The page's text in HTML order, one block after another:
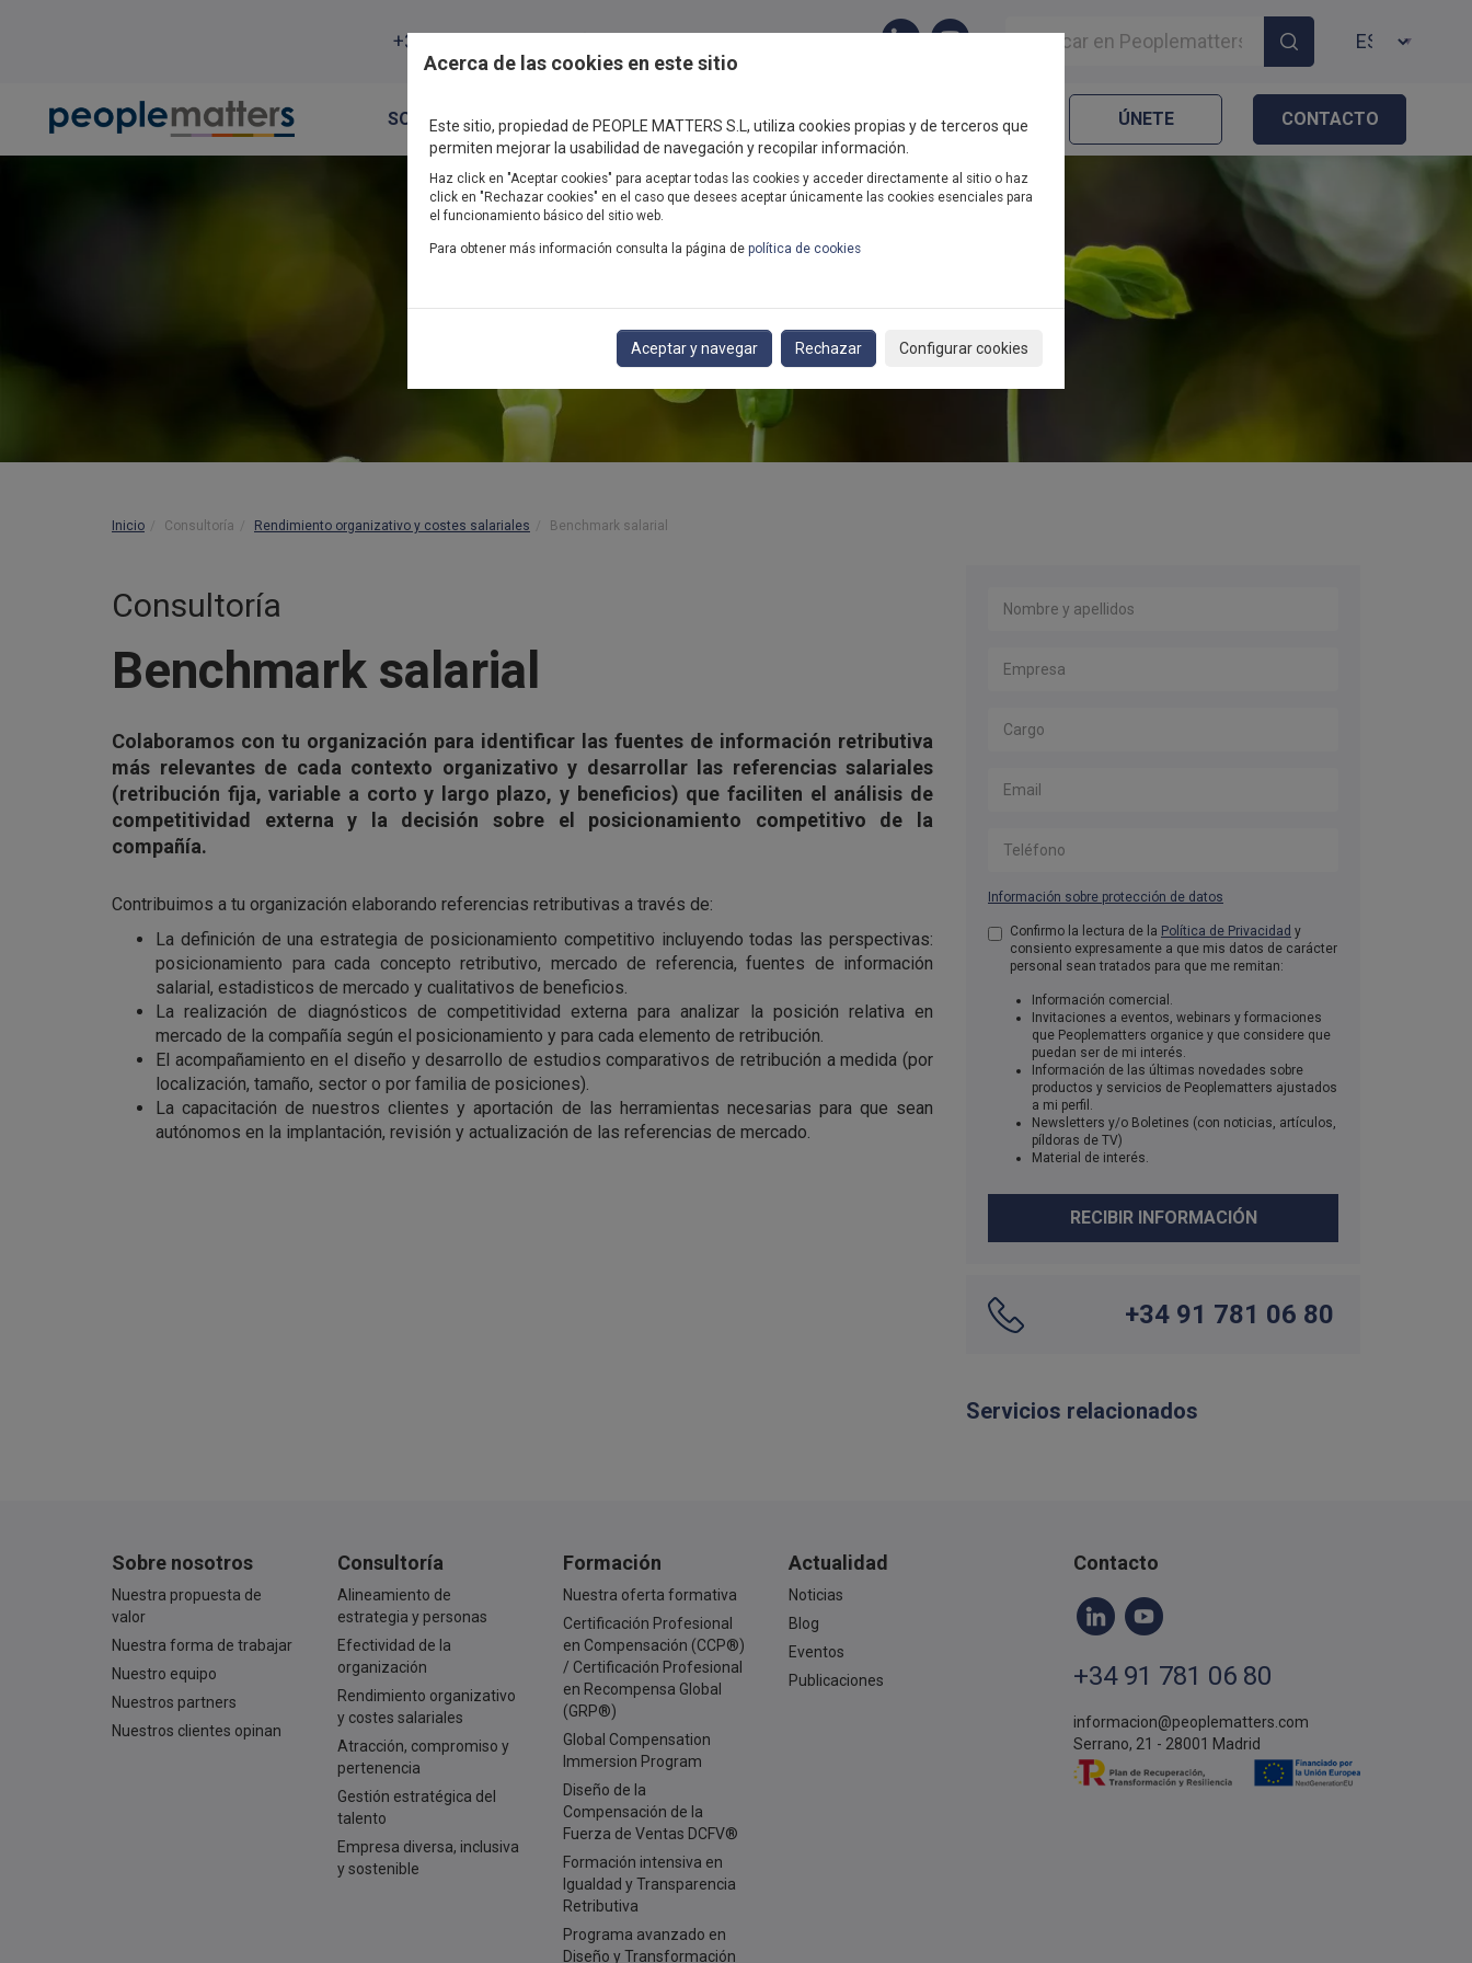
+34 917 81 06 80
SOBRE NOSOTROS CONSULTORÍA FORMACIÓN ACTUALIDAD ÚNETE CONTACTO
Inicio Consultoría Rendimiento organizativo y costes salariales Benchmark salarial
Consultoría
Benchmark salarial
Colaboramos con tu organización para identificar las fuentes de información retributiva
más relevantes de cada contexto organizativo y desarrollar las referencias salariales
(retribución fija, variable a corto y largo plazo, y beneficios) que faciliten el análisis de
competitividad externa y la decisión sobre el posicionamiento competitivo de la
compañía.
Contribuimos a tu organización elaborando referencias retributivas a través de:
La definición de una estrategia de posicionamiento competitivo incluyendo todas las perspectivas:
posicionamiento para cada concepto retributivo, mercado de referencia, fuentes de información
salarial, estadisticos de mercado y cualitativos de beneficios.
La realización de diagnósticos de competitividad externa para analizar la posición relativa en
mercado de la compañía según el posicionamiento y para cada elemento de retribución.
El acompañamiento en el diseño y desarrollo de estudios comparativos de retribución a medida (por
localización, tamaño, sector o por familia de posiciones).
La capacitación de nuestros clientes y aportación de las herramientas necesarias para que sean
autónomos en la implantación, revisión y actualización de las referencias de mercado.
Información sobre protección de datos
Aceptación de condiciones*
Confirmo la lectura de la Política de Privacidad y
consiento expresamente a que mis datos de carácter
personal sean tratados para que me remitan:
Información comercial.
Invitaciones a eventos, webinars y formaciones
que Peoplematters organice y que considere que
puedan ser de mi interés.
Información de las últimas novedades sobre
productos y servicios de Peoplematters ajustados
a mi perfil.
Newsletters y/o Boletines (con noticias, artículos,
píldoras de TV)
Material de interés.
RECIBIR INFORMACIÓN
+34 91 781 06 80
Servicios relacionados
Sobre nosotros
Nuestra propuesta de
valor
Nuestra forma de trabajar
Nuestro equipo
Nuestros partners
Nuestros clientes opinan
Consultoría
Alineamiento de
estrategia y personas
Efectividad de la
organización
Rendimiento organizativo
y costes salariales
Atracción, compromiso y
pertenencia
Gestión estratégica del
talento
Empresa diversa, inclusiva
y sostenible
Formación
Nuestra oferta formativa
Certificación Profesional
en Compensación (CCP®)
/ Certificación Profesional
en Recompensa Global
(GRP®)
Global Compensation
Immersion Program
Diseño de la
Compensación de la
Fuerza de Ventas DCFV®
Formación intensiva en
Igualdad y Transparencia
Retributiva
Programa avanzado en
Diseño y Transformación
Actualidad
Noticias
Blog
Eventos
Publicaciones
Contacto
+34 91 781 06 80
informacion@peoplematters.com
Serrano, 21 - 28001 Madrid
Acerca de las cookies en este sitio
Este sitio, propiedad de PEOPLE MATTERS S.L, utiliza cookies propias y de terceros que
permiten mejorar la usabilidad de navegación y recopilar información.
Haz click en "Aceptar cookies" para aceptar todas las cookies y acceder directamente al sitio o haz
click en "Rechazar cookies" en el caso que desees aceptar únicamente las cookies esenciales para
el funcionamiento básico del sitio web.
Para obtener más información consulta la página de política de cookies
Aceptar y navegar Rechazar Configurar cookies